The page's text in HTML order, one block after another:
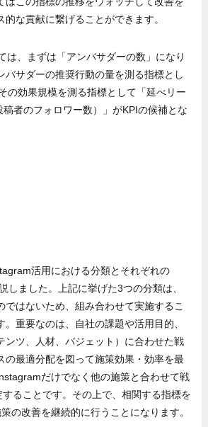
的な貢献に繋げることができます。
は、まずは「アンバサダーの数」になり
バサダーの推奨行動の量を測る指標とし
の効果規模を測る指標として「延べリー
者のフォロワー数）」がKPIの候補とな
活用における分類とそれぞれの
しました。上記に挙げた3つの分類は、
ではないため、組み合わせて実施するこ
。重要なのは、自社の課題や活用目的、
ンツ、人材、バジェット）に合わせた戦
の最適分配を図って施策効果・効率を最
だけでなく他の施策と合わせて戦
ることです。その上で、相関する指標を
の改善を継続的に行うことになります。